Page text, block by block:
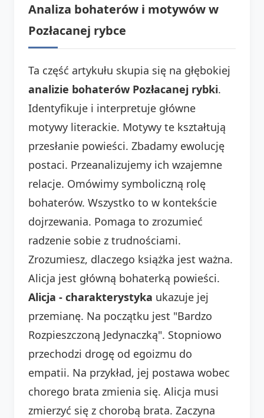
Analiza bohaterów i motywów w
Pozłacanej rybce
Ta część artykułu skupia się na głębokiej
analizie bohaterów Pozłacanej rybki.
Identyfikuje i interpretuje główne
motywy literackie. Motywy te kształtują
przesłanie powieści. Zbadamy ewolucję
postaci. Przeanalizujemy ich wzajemne
relacje. Omówimy symboliczną rolę
bohaterów. Wszystko to w kontekście
dojrzewania. Pomaga to zrozumieć
radzenie sobie z trudnościami.
Zrozumiesz, dlaczego książka jest ważna.
Alicja jest główną bohaterką powieści.
Alicja - charakterystyka ukazuje jej
przemianę. Na początku jest "Bardzo
Rozpieszczoną Jedynaczką". Stopniowo
przechodzi drogę od egoizmu do
empatii. Na przykład, jej postawa wobec
chorego brata zmienia się. Alicja musi
zmierzyć się z chorobą brata. Zaczyna